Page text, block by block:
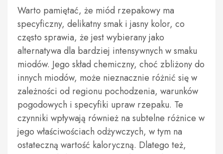
Warto pamiętać, że miód rzepakowy ma
specyficzny, delikatny smak i jasny kolor, co
często sprawia, że jest wybierany jako
alternatywa dla bardziej intensywnych w smaku
miodów. Jego skład chemiczny, choć zbliżony do
innych miodów, może nieznacznie różnić się w
zależności od regionu pochodzenia, warunków
pogodowych i specyfiki upraw rzepaku. Te
czynniki wpływają również na subtelne różnice w
jego właściwościach odżywczych, w tym na
ostateczną wartość kaloryczną. Dlatego też,